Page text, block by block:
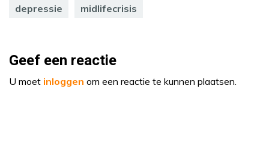
depressie midlifecrisis
Geef een reactie
U moet inloggen om een reactie te kunnen plaatsen.